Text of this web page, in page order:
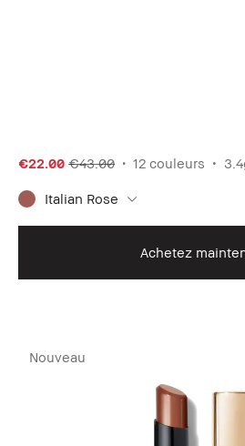
€22.00 €43.00 12 couleurs
Italian Rose
Achetez
Nouveau